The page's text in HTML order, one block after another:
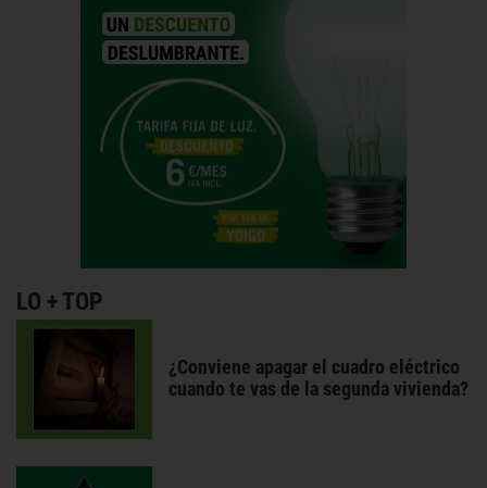
LO + TOP
¿Conviene apagar el cuadro eléctrico
cuando te vas de la segunda vivienda?